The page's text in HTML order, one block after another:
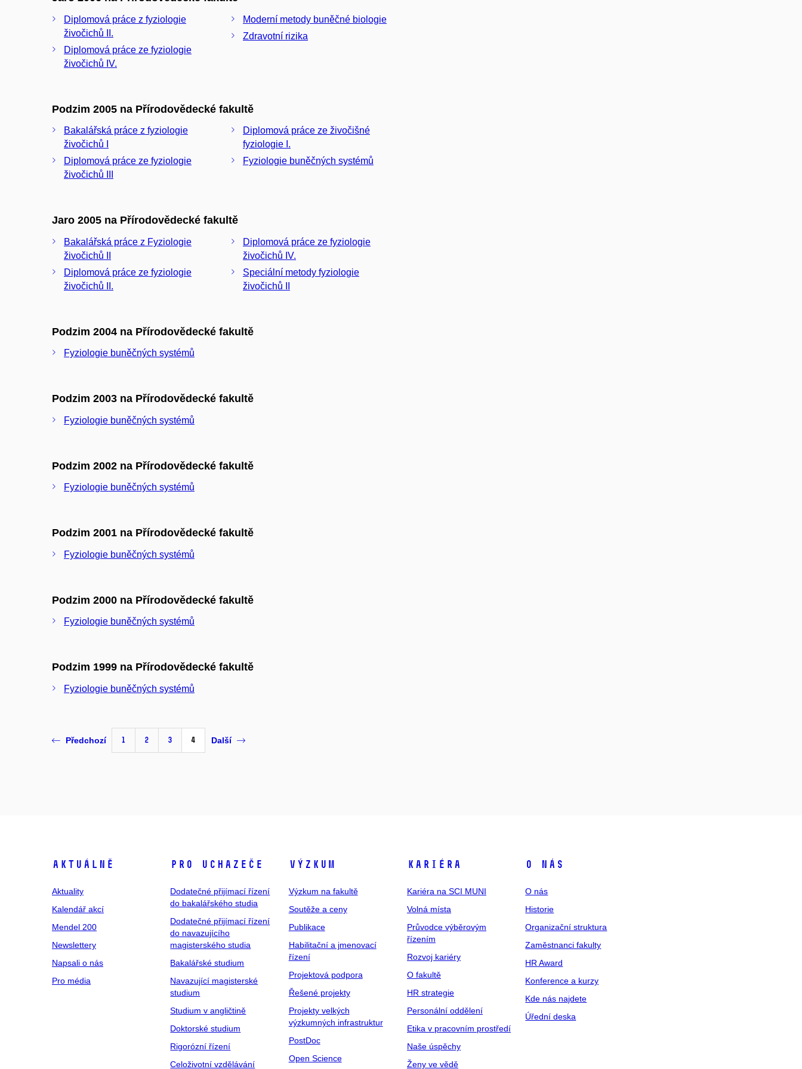
Diplomová práce z fyziologie
živočichů II.
Diplomová práce ze fyziologie
živočichů IV.
Moderní metody buněčné biologie
Zdravotní rizika
Podzim 2005 na Přírodovědecké fakultě
Bakalářská práce z fyziologie
živočichů I
Diplomová práce ze fyziologie
živočichů III
Diplomová práce ze živočišné
fyziologie I.
Fyziologie buněčných systémů
Jaro 2005 na Přírodovědecké fakultě
Bakalářská práce z Fyziologie
živočichů II
Diplomová práce ze fyziologie
živočichů II.
Diplomová práce ze fyziologie
živočichů IV.
Speciální metody fyziologie
živočichů II
Podzim 2004 na Přírodovědecké fakultě
Fyziologie buněčných systémů
Podzim 2003 na Přírodovědecké fakultě
Fyziologie buněčných systémů
Podzim 2002 na Přírodovědecké fakultě
Fyziologie buněčných systémů
Podzim 2001 na Přírodovědecké fakultě
Fyziologie buněčných systémů
Podzim 2000 na Přírodovědecké fakultě
Fyziologie buněčných systémů
Podzim 1999 na Přírodovědecké fakultě
Fyziologie buněčných systémů
Předchozí 1 2 3 4 Další
Aktuálně
Aktuality
Kalendář akcí
Mendel 200
Newslettery
Napsali o nás
Pro média
Pro uchazeče
Dodatečné přijímací řízení
do bakalářského studia
Dodatečné přijímací řízení
do navazujícího
magisterského studia
Bakalářské studium
Navazující magisterské
studium
Studium v angličtině
Doktorské studium
Rigorózní řízení
Celoživotní vzdělávání
Výzkum
Výzkum na fakultě
Soutěže a ceny
Publikace
Habilitační a jmenovací
řízení
Projektová podpora
Řešené projekty
Projekty velkých
výzkumných infrastruktur
PostDoc
Open Science
Kariéra
Kariéra na SCI MUNI
Volná místa
Průvodce výběrovým
řízením
Rozvoj kariéry
O fakultě
HR strategie
Personální oddělení
Etika v pracovním prostředí
Naše úspěchy
Ženy ve vědě
O nás
O nás
Historie
Organizační struktura
Zaměstnanci fakulty
HR Award
Konference a kurzy
Kde nás najdete
Úřední deska